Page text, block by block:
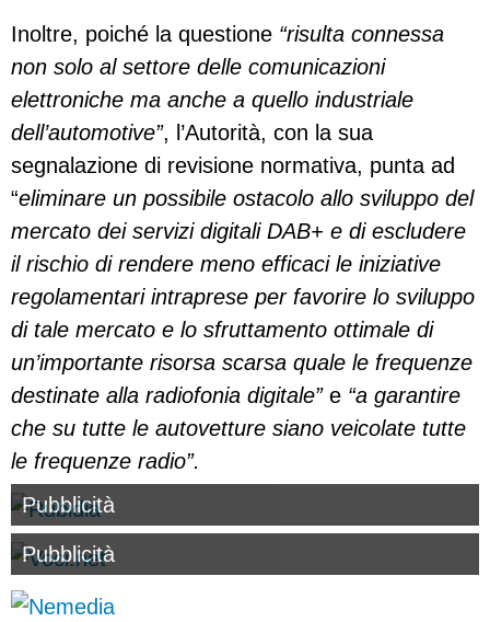
Inoltre, poiché la questione “risulta connessa
non solo al settore delle comunicazioni
elettroniche ma anche a quello industriale
dell’automotive”, l’Autorità, con la sua
segnalazione di revisione normativa, punta ad
“eliminare un possibile ostacolo allo sviluppo del
mercato dei servizi digitali DAB+ e di escludere
il rischio di rendere meno efficaci le iniziative
regolamentari intraprese per favorire lo sviluppo
di tale mercato e lo sfruttamento ottimale di
un’importante risorsa scarsa quale le frequenze
destinate alla radiofonia digitale”e “a garantire
che su tutte le autovetture siano veicolate tutte
le frequenze radio”.
Pubblicità
Pubblicità